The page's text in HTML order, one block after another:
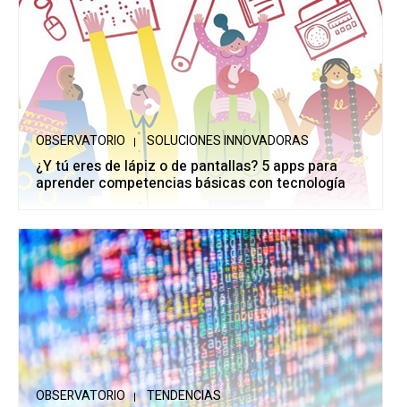
OBSERVATORIO SOLUCIONES INNOVADORAS
¿Y tú eres de lápiz o de pantallas? 5 apps para
aprender competencias básicas con tecnología
OBSERVATORIO TENDENCIAS